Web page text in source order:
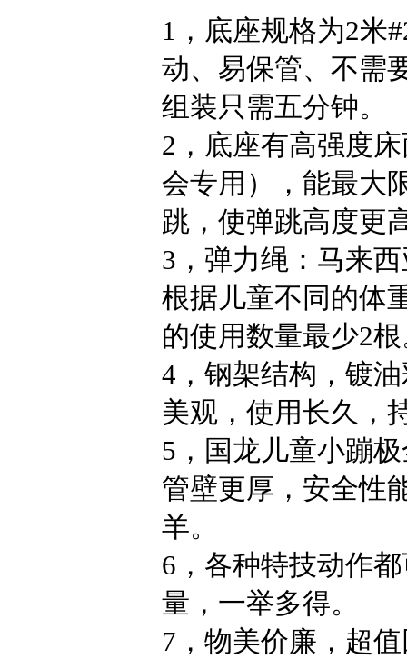
1，底座规格为2米
动、易保管、不需
组装只需五分钟。
2，底座有高强度
会专用），能最大
跳，使弹跳高度更
3，弹力绳：马来
根据儿童不同的体
的使用数量最少2
4，钢架结构，镀
美观，使用长久，
5，国龙儿童小蹦
管壁更厚，安全性
羊。
6，各种特技动作
量，一举多得。
7，物美价廉，超